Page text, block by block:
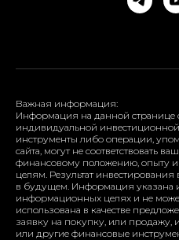
Важная информация:
Информация на данной странице
индивидуальной
инструменты либо операции,
сайта, могут не соответствовать
финансовому положению, опыту
целям. Результат
в будущем. Информация указана
информационных целях и не
использована в качестве
заявку на покупку, или продажу,
или другие финансовые